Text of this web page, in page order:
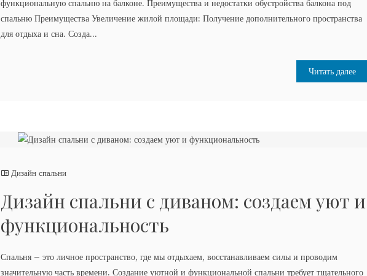
функциональную спальню на балконе. Преимущества и недостатки обустройства балкона под
спальню Преимущества Увеличение жилой площади: Получение дополнительного пространства
для отдыха и сна. Созда...
Читать далее
Дизайн спальни
Дизайн спальни с диваном: создаем уют и
функциональность
Спальня – это личное пространство, где мы отдыхаем, восстанавливаем силы и проводим
значительную часть времени. Создание уютной и функциональной спальни требует тщательного